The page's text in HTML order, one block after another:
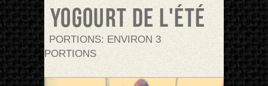
Yogourt de l'été
PORTIONS: ENVIRON 3
PORTIONS